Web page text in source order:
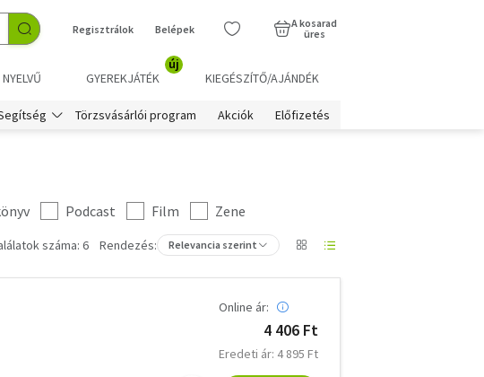
Regisztrálok Belépek
A kosarad
üres
GYEREKJÁTÉK
új
KIEGÉSZÍTŐ/AJÁNDÉK
Törzsvásárlói program Akciók Előfizetés
Podcast Film
Zene
száma: 6 Rendezés: Relevancia szerint
Online ár:
4 406 Ft
Eredeti ár: 4 895 Ft